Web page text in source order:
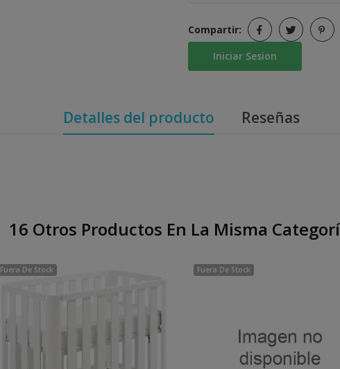
Compartir:
Iniciar Sesion
Detalles del producto Reseñas
16 Otros Productos En La Misma
Fuera De Stock Fuera De Stock